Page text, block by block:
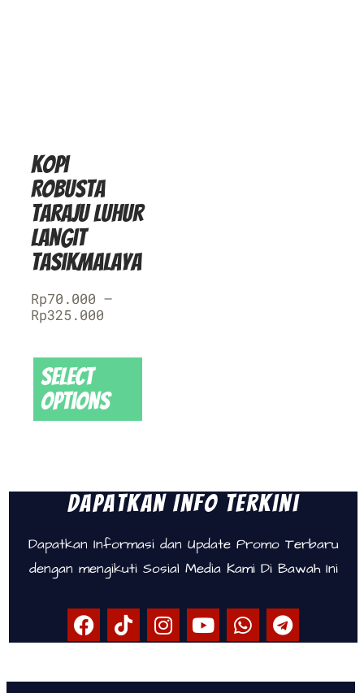
Kopi
Robusta
Taraju Luhur
Langit
Tasikmalaya
Rp70.000 –
Rp325.000
Select
options
Dapatkan Info Terkini
Dapatkan Informasi dan Update Promo Terbaru
dengan mengikuti Sosial Media Kami Di Bawah Ini